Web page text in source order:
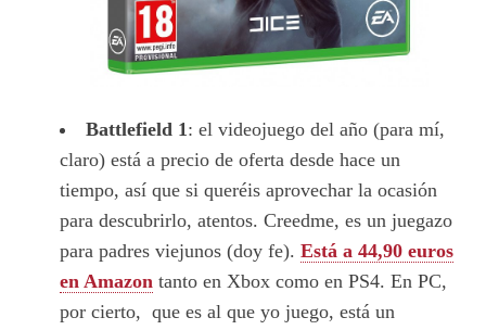
Battlefield 1: el videojuego del año (para mí,
claro) está a precio de oferta desde hace un
tiempo, así que si queréis aprovechar la ocasión
para descubrirlo, atentos. Creedme, es un juegazo
para padres viejunos (doy fe). Está a 44,90 euros
en Amazon tanto en Xbox como en PS4. En PC,
por cierto, que es al que yo juego, está un